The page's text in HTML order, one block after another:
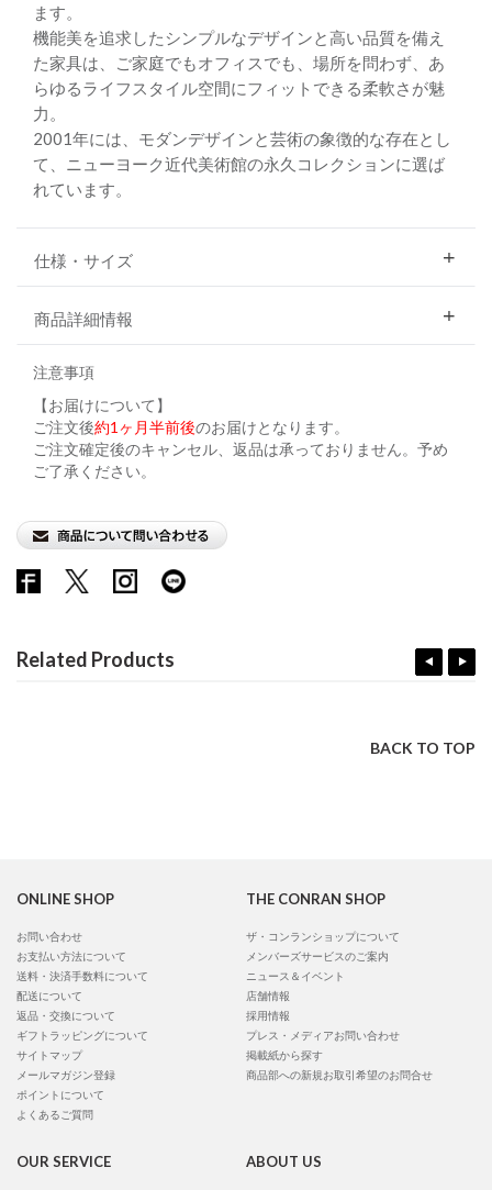
ます。
機能美を追求したシンプルなデザインと高い品質を備え
た家具は、ご家庭でもオフィスでも、場所を問わず、あ
らゆるライフスタイル空間にフィットできる柔軟さが魅
力。
2001年には、モダンデザインと芸術の象徴的な存在とし
て、ニューヨーク近代美術館の永久コレクションに選ば
れています。
仕様・サイズ
商品詳細情報
注意事項
【お届けについて】
ご注文後約1ヶ月半前後のお届けとなります。
ご注文確定後のキャンセル、返品は承っておりません。予め
ご了承ください。
Related Products
BACK TO TOP
ONLINE SHOP
お問い合わせ
お支払い方法について
送料・決済手数料について
配送について
返品・交換について
ギフトラッピングについて
サイトマップ
メールマガジン登録
ポイントについて
よくあるご質問
THE CONRAN SHOP
ザ・コンランショップについて
メンバーズサービスのご案内
ニュース＆イベント
店舗情報
採用情報
プレス・メディアお問い合わせ
掲載紙から探す
商品部への新規お取引希望のお問合せ
OUR SERVICE ABOUT US